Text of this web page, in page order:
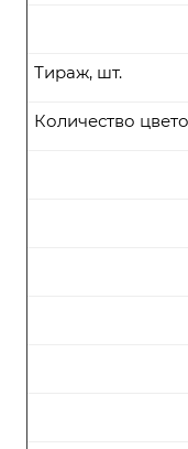
Тираж, шт.